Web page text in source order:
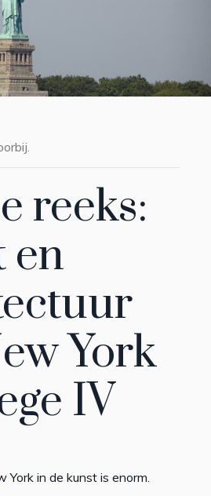
reeks:
en
York
IV
York in de kunst is enorm.